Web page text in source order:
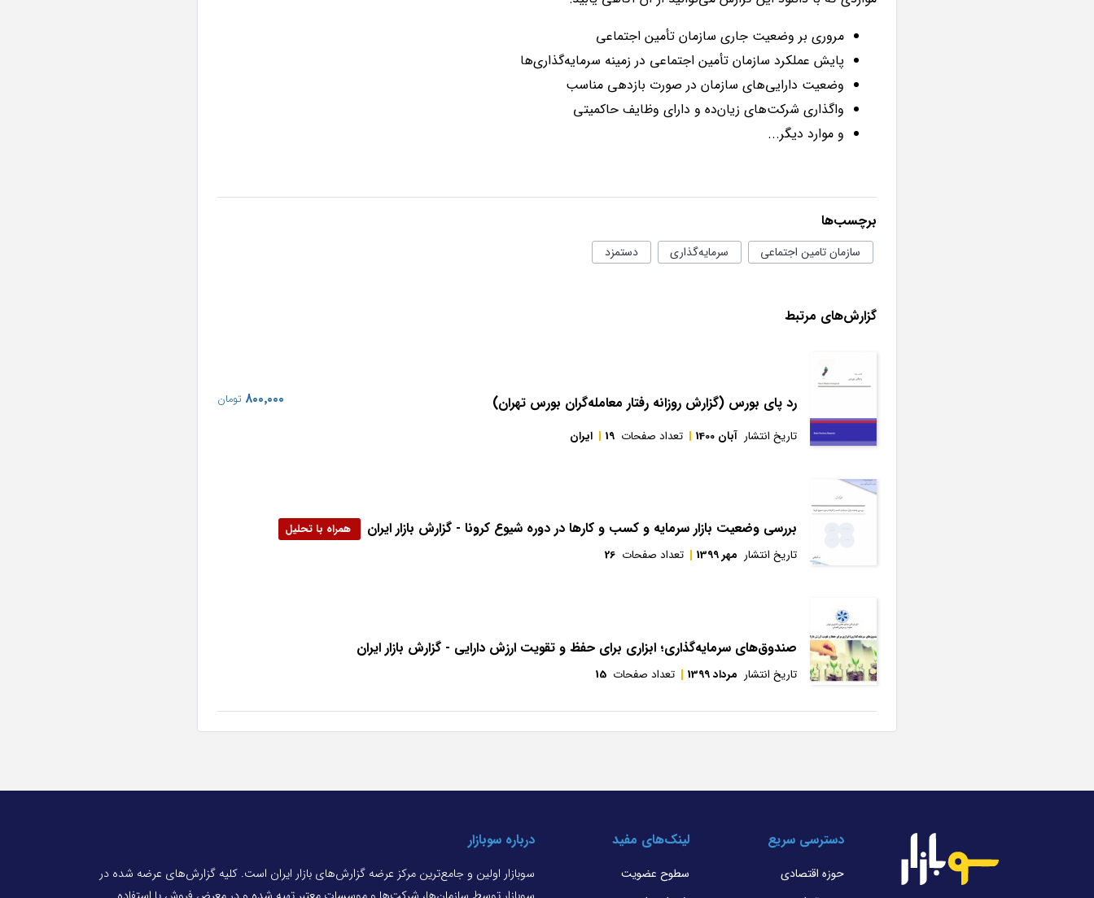
مروری بر وضعیت جاری سازمان تأمین اجتماعی
پایش عملکرد سازمان تأمین اجتماعی در زمینه سرمایه‌گذاری‌ها
وضعیت دارایی‌های سازمان در صورت بازدهی مناسب
واگذاری شرکت‌های زیان‌ده و دارای وظایف حاکمیتی
و موارد دیگر...
برچسب‌ها
سازمان تامین اجتماعی سرمایه‌گذاری دستمزد
گزارش‌های مرتبط
رد پای بورس (گزارش روزانه رفتار معامله‌گران بورس تهران)
تاریخ انتشار آبان 1400 تعداد صفحات 19 ایران
‎۸۰۰٬۰۰۰ تومان
بررسی وضعیت بازار سرمایه و کسب و کارها در دوره شیوع کرونا - گزارش بازار ایران
تاریخ انتشار مهر 1399 تعداد صفحات 26
صندوق‌های سرمایه‌گذاری؛ ابزاری برای حفظ و تقویت ارزش دارایی - گزارش بازار ایران
تاریخ انتشار مرداد 1399 تعداد صفحات 15
دسترسی سریع
حوزه اقتصادی
لینک‌های مفید
سطوح عضویت
درباره سوبازار
سوبازار اولین و جامع‌ترین مرکز عرضه گزارش‌های بازار ایران است. کلیه گزارش‌های عرضه شده در